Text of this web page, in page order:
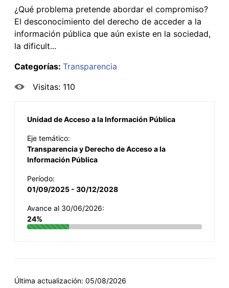
¿Qué problema pretende abordar el compromiso?
El desconocimiento del derecho de acceder a la
información pública que aún existe en la sociedad,
la dificult...
Categorías: Transparencia
Visitas: 110
Unidad de Acceso a la Información Pública
Eje temático:
Transparencia y Derecho de Acceso a la
Información Pública
Período:
01/09/2025 - 30/12/2028
Avance al 30/06/2026:
24%
Última actualización: 05/08/2026